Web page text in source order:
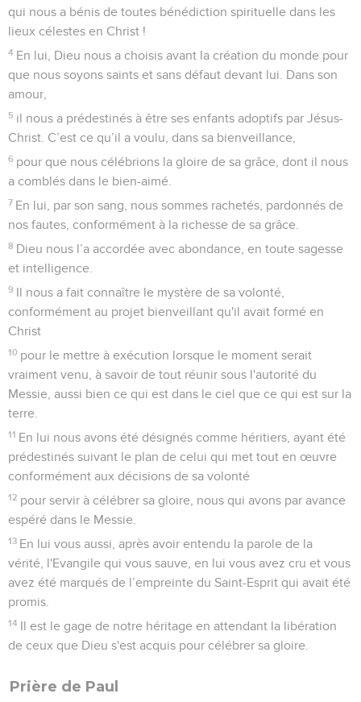
qui nous a bénis de toutes bénédiction spirituelle dans les
lieux célestes en Christ !
4 En lui, Dieu nous a choisis avant la création du monde pour
que nous soyons saints et sans défaut devant lui. Dans son
amour,
5 il nous a prédestinés à être ses enfants adoptifs par Jésus-
Christ. C’est ce qu’il a voulu, dans sa bienveillance,
6 pour que nous célébrions la gloire de sa grâce, dont il nous
a comblés dans le bien-aimé.
7 En lui, par son sang, nous sommes rachetés, pardonnés de
nos fautes, conformément à la richesse de sa grâce.
8 Dieu nous l’a accordée avec abondance, en toute sagesse
et intelligence.
9 Il nous a fait connaître le mystère de sa volonté,
conformément au projet bienveillant qu'il avait formé en
Christ
10 pour le mettre à exécution lorsque le moment serait
vraiment venu, à savoir de tout réunir sous l'autorité du
Messie, aussi bien ce qui est dans le ciel que ce qui est sur la
terre.
11 En lui nous avons été désignés comme héritiers, ayant été
prédestinés suivant le plan de celui qui met tout en œuvre
conformément aux décisions de sa volonté
12 pour servir à célébrer sa gloire, nous qui avons par avance
espéré dans le Messie.
13 En lui vous aussi, après avoir entendu la parole de la
vérité, l'Evangile qui vous sauve, en lui vous avez cru et vous
avez été marqués de l’empreinte du Saint-Esprit qui avait été
promis.
14 Il est le gage de notre héritage en attendant la libération
de ceux que Dieu s'est acquis pour célébrer sa gloire.
Prière de Paul